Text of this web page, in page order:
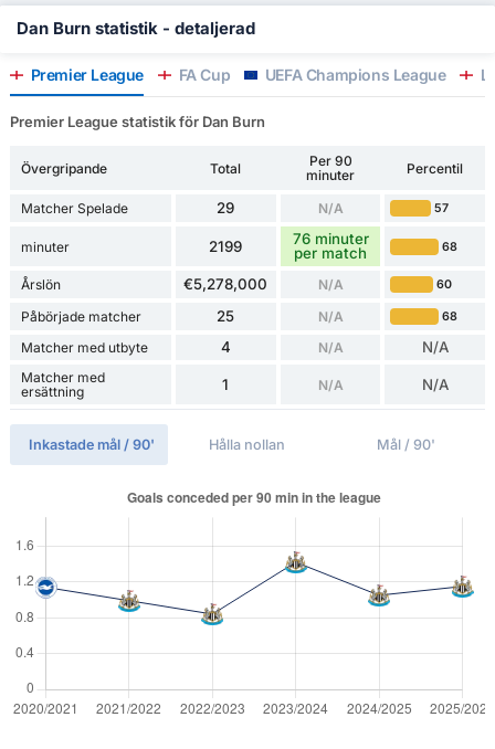
Dan Burn statistik - detaljerad
Premier League FA Cup UEFA Champions League
Premier League statistik för Dan Burn
Övergripande Total
Per 90
minuter
Percentil
Matcher Spelade 29 N/A 57
minuter 2199
76 minuter
per match
68
Årslön €5,278,000 N/A 60
Påbörjade matcher 25 N/A 68
Matcher med utbyte 4 N/A N/A
Matcher med
ersättning
1 N/A N/A
Inkastade mål / 90' Hålla nollan Mål / 90'